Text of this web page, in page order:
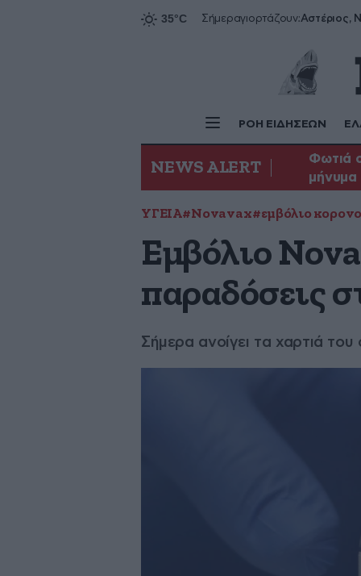
Σήμεραγιορτάζουν:Αστέριος,
ΡΟΗ ΕΙΔΗΣΕΩΝ
NEWS ALERT
Φωτιά
μήνυμα
ΥΓΕΙΑ#Novavax#εμβόλιο
Εμβόλιο
παραδόσεις
Σήμερα ανοίγει τα χαρτιά